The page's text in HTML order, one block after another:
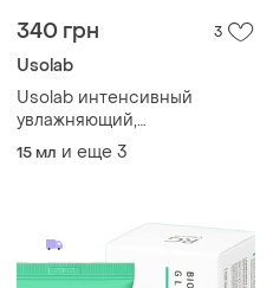
340 грн 3
Usolab
Usolab интенсивный
увлажняющий,
успокаивающий и
омолаживающий крем bio
15 мл и еще 3